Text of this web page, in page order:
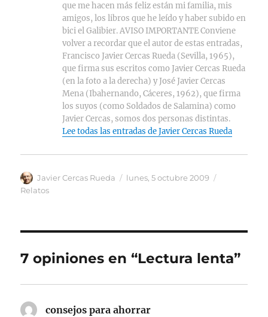
que me hacen más feliz están mi familia, mis
amigos, los libros que he leído y haber subido en
bici el Galibier. AVISO IMPORTANTE Conviene
volver a recordar que el autor de estas entradas,
Francisco Javier Cercas Rueda (Sevilla, 1965),
que firma sus escritos como Javier Cercas Rueda
(en la foto a la derecha) y José Javier Cercas
Mena (Ibahernando, Cáceres, 1962), que firma
los suyos (como Soldados de Salamina) como
Javier Cercas, somos dos personas distintas.
Lee todas las entradas de Javier Cercas Rueda
Autor
Javier Cercas Rueda
Publicado
lunes, 5 octubre 2009
Relatos
7 opiniones en “Lectura lenta”
consejos para ahorrar